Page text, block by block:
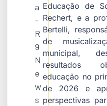
a
-
R
9
N
e
w
s
Educação de
Rechert, e a
Bertelli,
de
municipal,
resultados
educação no
de 2026 e
perspectivas